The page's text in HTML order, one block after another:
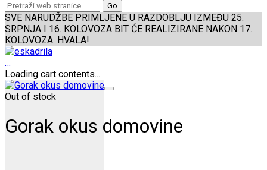
SVE NARUDŽBE PRIMLJENE U RAZDOBLJU IZMEĐU 25.
SRPNJA I 16. KOLOVOZA BIT ĆE REALIZIRANE NAKON 17.
KOLOVOZA. HVALA!
…
Loading cart contents...
Out of stock
Gorak okus domovine